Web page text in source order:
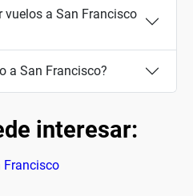
vuelos a San Francisco
a San Francisco?
interesar:
Francisco